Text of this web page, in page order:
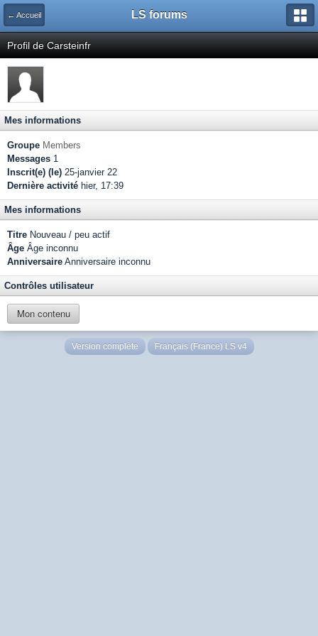
← Accueil LS forums
Profil de Carsteinfr
Mes informations
Groupe Members
Messages 1
Inscrit(e) (le) 25-janvier 22
Dernière activité hier, 17:39
Mes informations
Titre Nouveau / peu actif
Âge Âge inconnu
Anniversaire Anniversaire inconnu
Contrôles utilisateur
Mon contenu
Version complète Français (France) LS v4